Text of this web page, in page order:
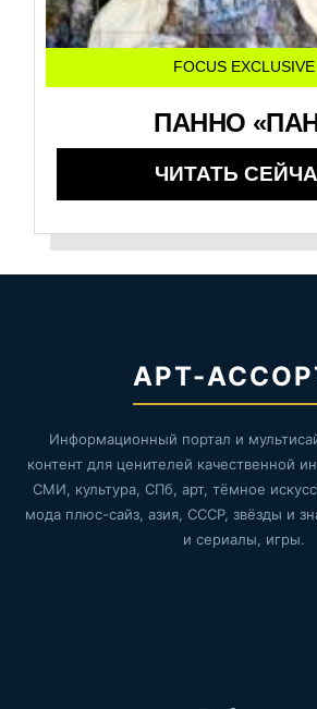
FOCUS EXCLUSIVE
ПАННО
ЧИТАТЬ
АРТ-
Информационный портал и
контент для ценителей качественной
СМИ, культура, СПб, арт, тёмное
мода плюс-сайз, азия, СССР, звёзды и
и сериалы, игры.